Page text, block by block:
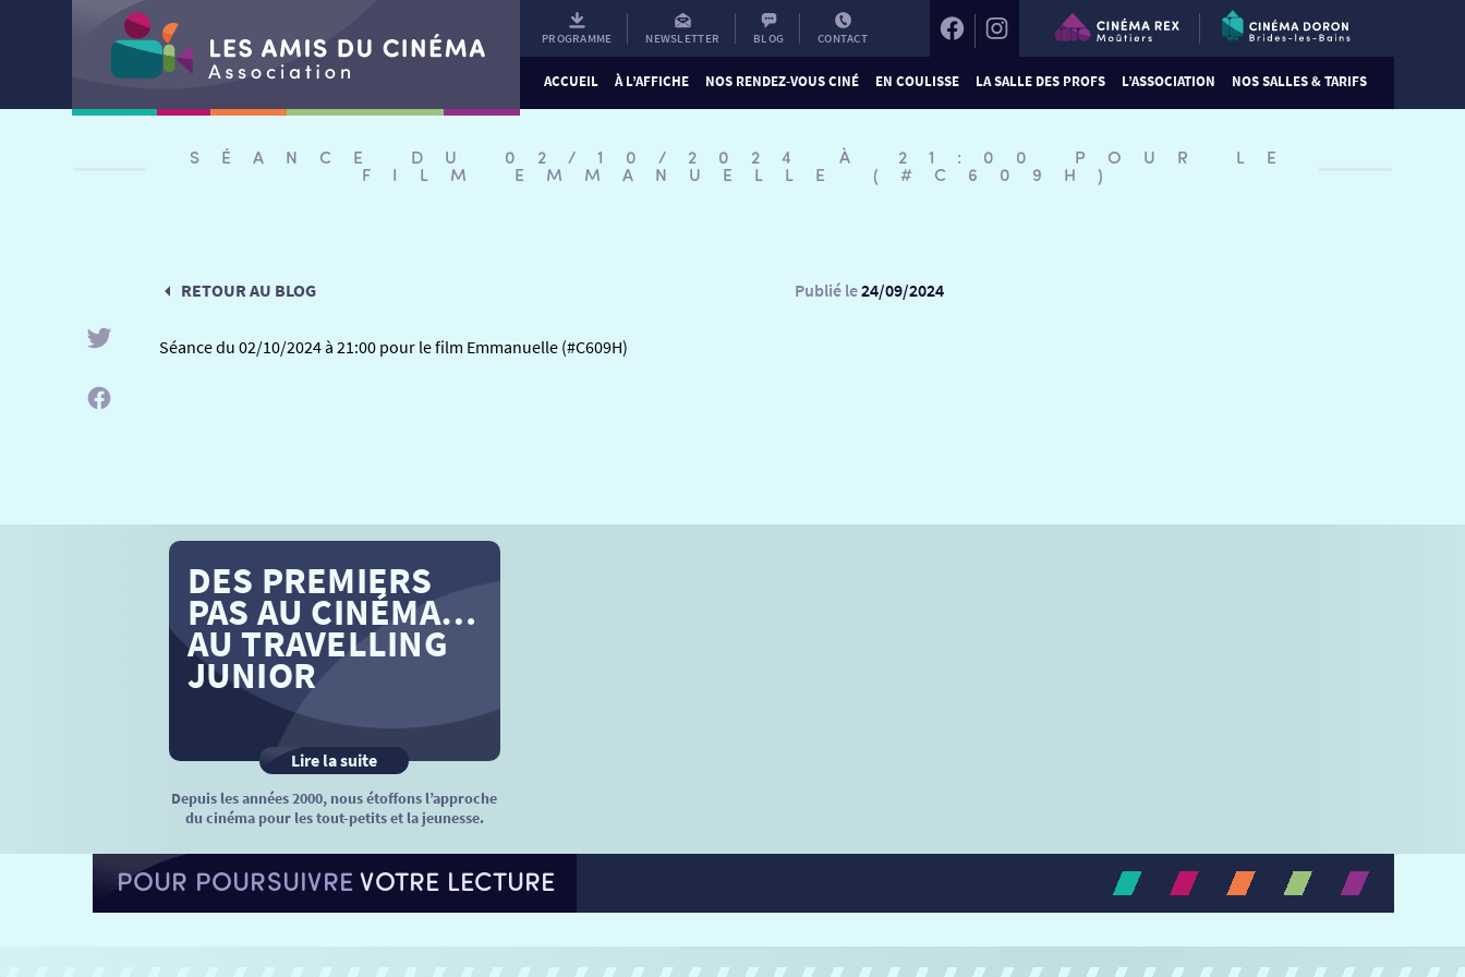
PROGRAMME NEWSLETTER BLOG CONTACT
ACCUEIL À L’AFFICHE NOS RENDEZ-VOUS CINÉ EN COULISSE LA SALLE DES PROFS L’ASSOCIATION NOS SALLES & TARIFS
SÉANCE DU 02/10/2024 À 21:00 POUR LE
FILM EMMANUELLE (#C609H)
RETOUR AU BLOG Publié le24/09/2024
Séance du 02/10/2024 à 21:00 pour le film Emmanuelle (#C609H)
DES PREMIERS
PAS AU CINÉMA…
AU TRAVELLING
JUNIOR
Lire la suite
Depuis les années 2000, nous étoffons l’approche
du cinéma pour les tout-petits et la jeunesse.
POUR POURSUIVREVOTRE LECTURE